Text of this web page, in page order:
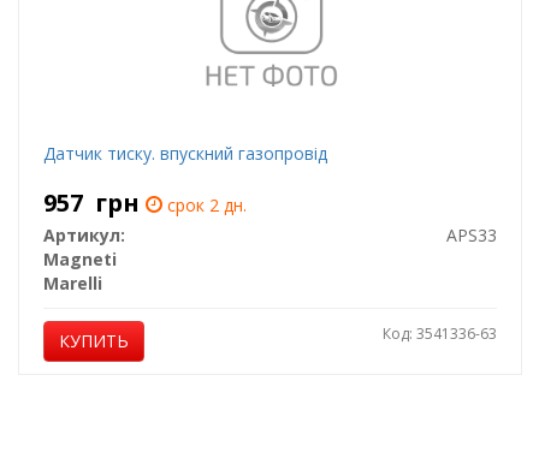
Датчик тиску. впускний газопровід
957 грн
срок 2 дн.
Артикул:
APS33
Magneti
Marelli
КУПИТЬ Код: 3541336-63